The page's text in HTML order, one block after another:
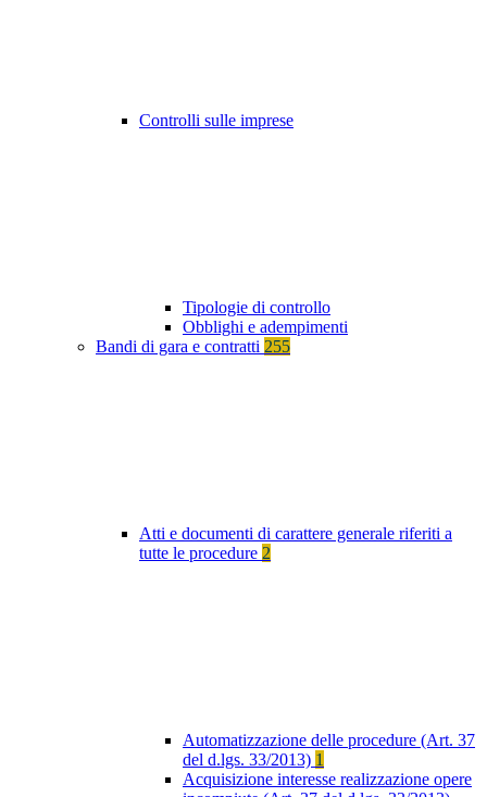
Controlli sulle imprese
Tipologie di controllo
Obblighi e adempimenti
Bandi di gara e contratti 255
Atti e documenti di carattere generale riferiti a
tutte le procedure 2
Automatizzazione delle procedure (Art. 37
del d.lgs. 33/2013) 1
Acquisizione interesse realizzazione opere